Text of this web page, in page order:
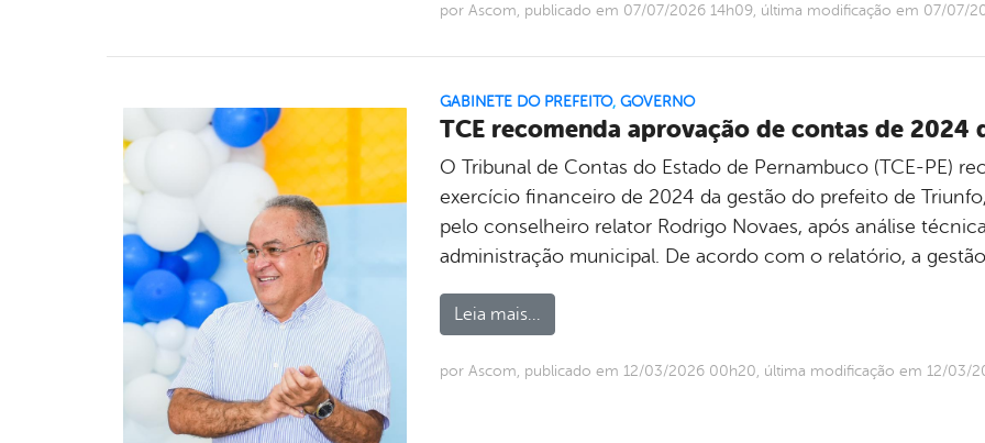
por Ascom, publicado em 07/07/2026 14h09, última modificação em 07/07/
GABINETE DO PREFEITO, GOVERNO
TCE recomenda aprovação de contas de
O Tribunal de Contas do Estado de Pernambuco (TCE-PE)
exercício financeiro de 2024 da gestão do prefeito de
pelo conselheiro relator Rodrigo Novaes, após análise
administração municipal. De acordo com o relatório, a
Leia mais...
por Ascom, publicado em 12/03/2026 00h20, última modificação em 12/03/